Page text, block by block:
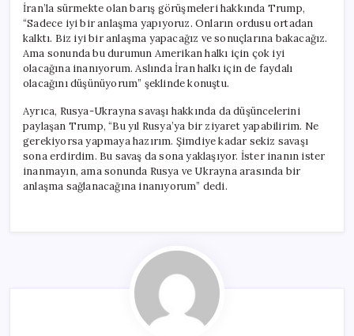
İran’la sürmekte olan barış görüşmeleri hakkında Trump,
“Sadece iyi bir anlaşma yapıyoruz. Onların ordusu ortadan
kalktı. Biz iyi bir anlaşma yapacağız ve sonuçlarına bakacağız.
Ama sonunda bu durumun Amerikan halkı için çok iyi
olacağına inanıyorum. Aslında İran halkı için de faydalı
olacağını düşünüyorum” şeklinde konuştu.
Ayrıca, Rusya-Ukrayna savaşı hakkında da düşüncelerini
paylaşan Trump, “Bu yıl Rusya’ya bir ziyaret yapabilirim. Ne
gerekiyorsa yapmaya hazırım. Şimdiye kadar sekiz savaşı
sona erdirdim. Bu savaş da sona yaklaşıyor. İster inanın ister
inanmayın, ama sonunda Rusya ve Ukrayna arasında bir
anlaşma sağlanacağına inanıyorum” dedi.